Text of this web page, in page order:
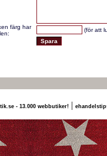
färg har
(för att
- 13.000 webbutiker!|
Johansson